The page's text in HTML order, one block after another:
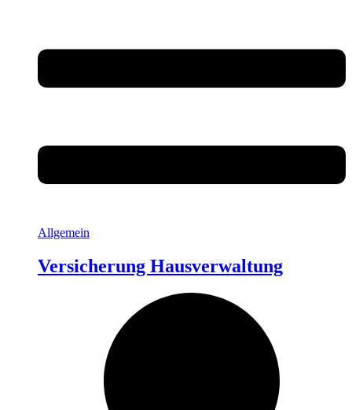
Allgemein
Versicherung Hausverwaltung